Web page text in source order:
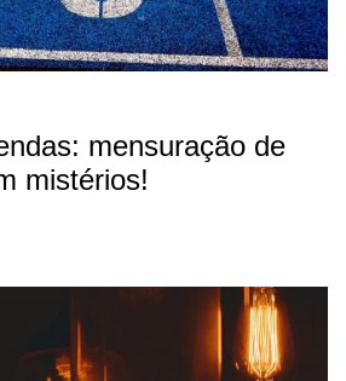
mensuração de
mistérios!